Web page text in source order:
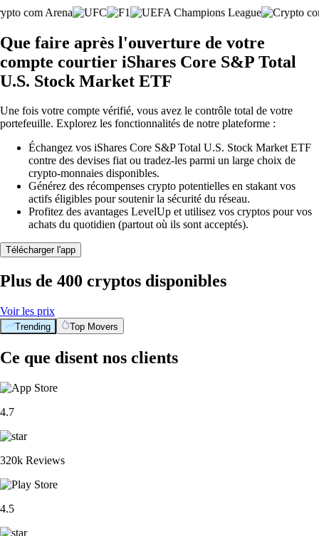
Que faire après l'ouverture de votre
compte courtier iShares Core S&P Total
U.S. Stock Market ETF
Une fois votre compte vérifié, vous avez le contrôle total de votre
portefeuille. Explorez les fonctionnalités de notre plateforme :
Échangez vos iShares Core S&P Total U.S. Stock Market ETF
contre des devises fiat ou tradez-les parmi un large choix de
crypto-monnaies disponibles.
Générez des récompenses crypto potentielles en stakant vos
actifs éligibles pour soutenir la sécurité du réseau.
Profitez des avantages LevelUp et utilisez vos cryptos pour vos
achats du quotidien (partout où ils sont acceptés).
Télécharger l'app
Plus de 400 cryptos disponibles
Voir les prix
Trending Top Movers
Ce que disent nos clients
4.7
320k Reviews
4.5